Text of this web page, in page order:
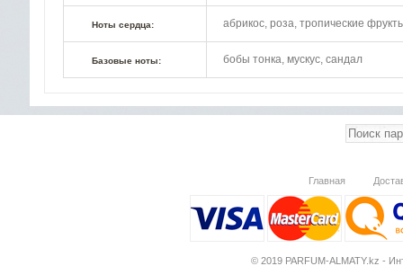
Ноты сердца: абрикос, роза, тропические
Базовые ноты: бобы тонка, мускус, сандал
Главная
© 2019 PARFUM-ALMATY.kz -